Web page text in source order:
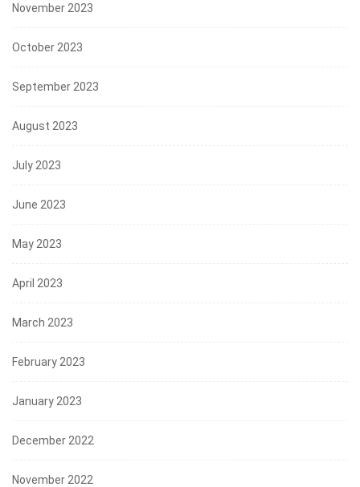
November 2023
October 2023
September 2023
August 2023
July 2023
June 2023
May 2023
April 2023
March 2023
February 2023
January 2023
December 2022
November 2022